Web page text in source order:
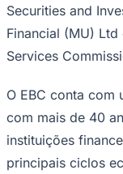
Securities and
Financial (MU)
Services
O EBC conta com
com mais de 40
instituições
principais ciclos